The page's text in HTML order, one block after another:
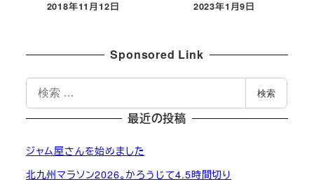
投稿日
2018年11月12日
投稿日
2023年1月9日
Sponsored Link
索
検索
最近の投稿
ジャム屋さんを始めました
北九州マラソン2026。かろうじて4.5時間切り